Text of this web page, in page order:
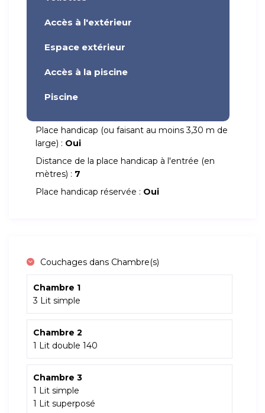
Accès à l'extérieur
Espace extérieur
Accès à la piscine
Piscine
Place handicap (ou faisant au moins 3,30 m de
large) : Oui
Distance de la place handicap à l'entrée (en
mètres) : 7
Place handicap réservée : Oui
Couchages dans Chambre(s)
Chambre 1
3 Lit simple
Chambre 2
1 Lit double 140
Chambre 3
1 Lit simple
1 Lit superposé